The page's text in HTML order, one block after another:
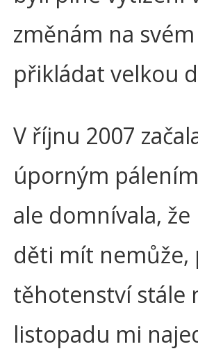
změnám na
přikládat velkou
V říjnu 2007
úporným
ale domnívala,
děti mít nemůže,
těhotenství stále
listopadu mi